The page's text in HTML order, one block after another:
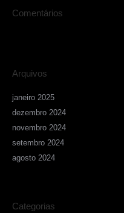
Comentários
Arquivos
janeiro 2025
dezembro 2024
novembro 2024
setembro 2024
agosto 2024
Categorias